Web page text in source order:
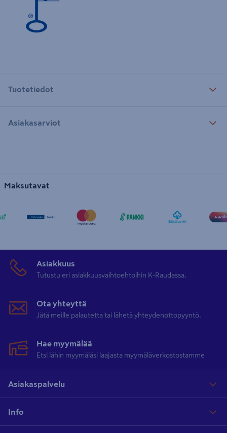
Tuotetiedot
Asiakasarviot
Maksutavat
Asiakkuus
Tutustu eri asiakkuusvaihtoehtoihin K-Raudassa.
Ota yhteyttä
Jätä meille palautetta tai lähetä yhteydenottopyyntö.
Hae myymälää
Etsi lähin myymäläsi laajasta myymäläverkostostamme
Asiakaspalvelu
Info